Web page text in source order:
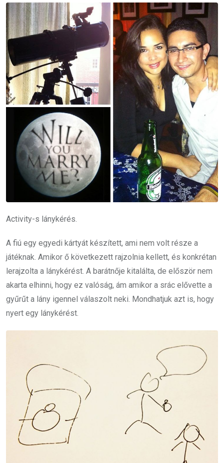
Activity-s lánykérés.
A fiú egy egyedi kártyát készített, ami nem volt része a
játéknak. Amikor ő következett rajzolnia kellett, és konkrétan
lerajzolta a lánykérést. A barátnője kitalálta, de először nem
akarta elhinni, hogy ez valóság, ám amikor a srác elővette a
gyűrűt a lány igennel válaszolt neki. Mondhatjuk azt is, hogy
nyert egy lánykérést.